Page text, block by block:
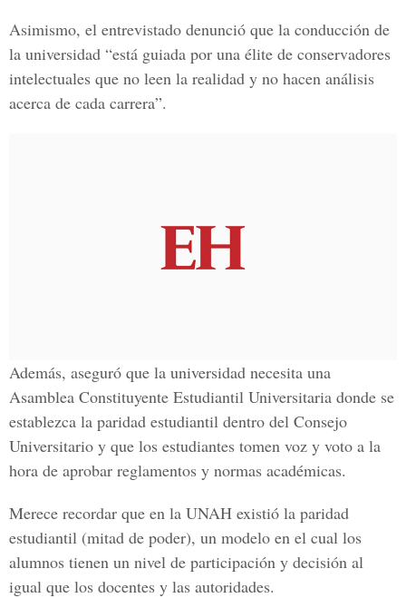
Asimismo, el entrevistado denunció que la conducción de
la universidad “está guiada por una élite de conservadores
intelectuales que no leen la realidad y no hacen análisis
acerca de cada carrera”.
Además, aseguró que la universidad necesita una
Asamblea Constituyente Estudiantil Universitaria donde se
establezca la paridad estudiantil dentro del Consejo
Universitario y que los estudiantes tomen voz y voto a la
hora de aprobar reglamentos y normas académicas.
Merece recordar que en la UNAH existió la paridad
estudiantil (mitad de poder), un modelo en el cual los
alumnos tienen un nivel de participación y decisión al
igual que los docentes y las autoridades.